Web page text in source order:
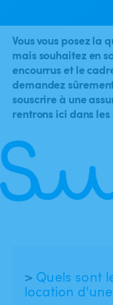
Vous vous posez la
mais souhaitez en
encourrus et le
demandez
souscrire à une
rentrons ici dans
Quels sont
location